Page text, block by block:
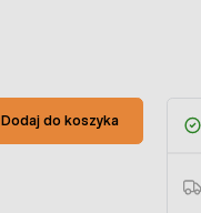
Dodaj do koszyka